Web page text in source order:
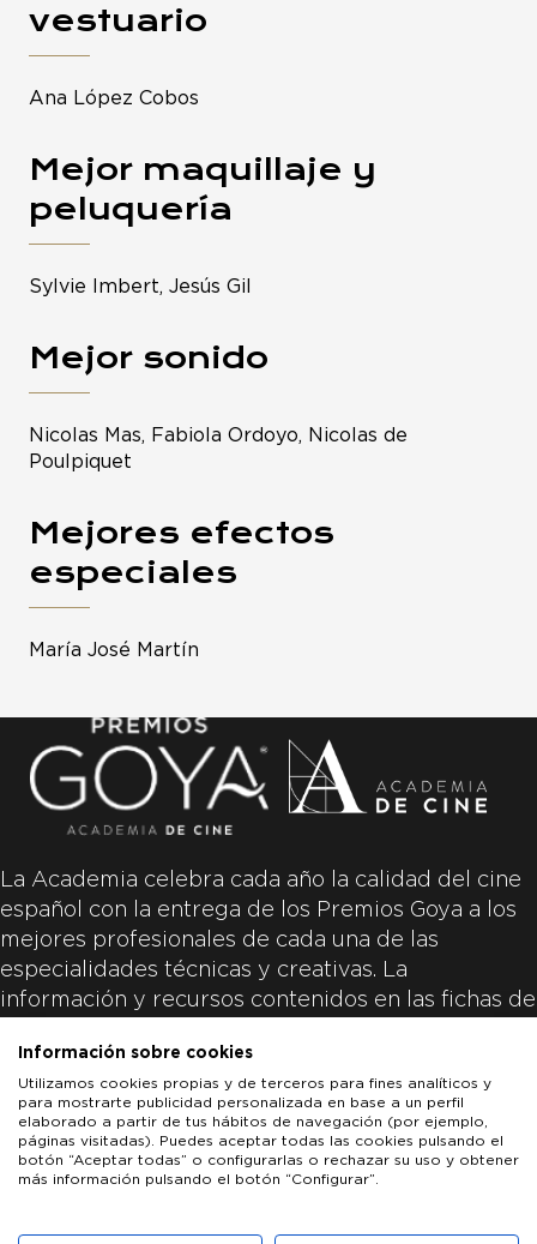
vestuario
Ana López Cobos
Mejor maquillaje y
peluquería
Sylvie Imbert, Jesús Gil
Mejor sonido
Nicolas Mas, Fabiola Ordoyo, Nicolas de
Poulpiquet
Mejores efectos
especiales
María José Martín
La Academia celebra cada año la calidad del cine
español con la entrega de los Premios Goya a los
mejores profesionales de cada una de las
especialidades técnicas y creativas. La
información y recursos contenidos en las fichas de
productoras de las películas y responsabilidad
única y exclusiva de las mismas.
ACADEMIA DE CINE
PATROCINADORES PRENSA CONTACTO
Información sobre cookies
Utilizamos cookies propias y de terceros para fines analíticos y
para mostrarte publicidad personalizada en base a un perfil
elaborado a partir de tus hábitos de navegación (por ejemplo,
páginas visitadas). Puedes aceptar todas las cookies pulsando el
botón “Aceptar todas” o configurarlas o rechazar su uso y obtener
más información pulsando el botón “Configurar”.